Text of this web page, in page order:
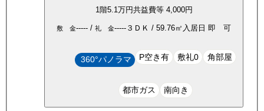
1 階5.1万円共益費等 4,000円
敷 金----- / 礼 金----- ３ＤＫ / 59.76㎡ 入居日 即 可
360°パノラマ P空き有 敷礼0 角部屋
都市ガス 南向き